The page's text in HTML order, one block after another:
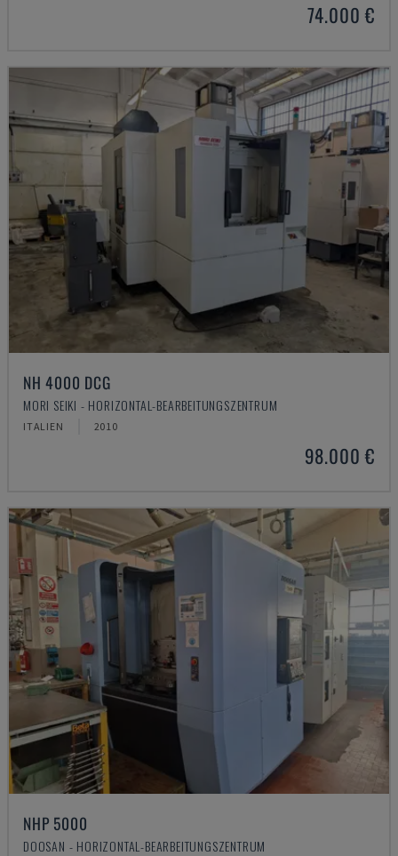
74.000 €
NH 4000 DCG
MORI SEIKI - HORIZONTAL-BEARBEITUNGSZENTRUM
ITALIEN 2010
98.000 €
NHP 5000
DOOSAN - HORIZONTAL-BEARBEITUNGSZENTRUM